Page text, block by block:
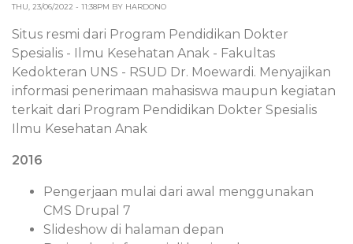
THU, 23/06/2022 - 11:38PM BY HARDONO
Situs resmi dari Program Pendidikan Dokter
Spesialis - Ilmu Kesehatan Anak - Fakultas
Kedokteran UNS - RSUD Dr. Moewardi. Menyajikan
informasi penerimaan mahasiswa maupun kegiatan
terkait dari Program Pendidikan Dokter Spesialis
Ilmu Kesehatan Anak
2016
Pengerjaan mulai dari awal menggunakan
CMS Drupal 7
Slideshow di halaman depan